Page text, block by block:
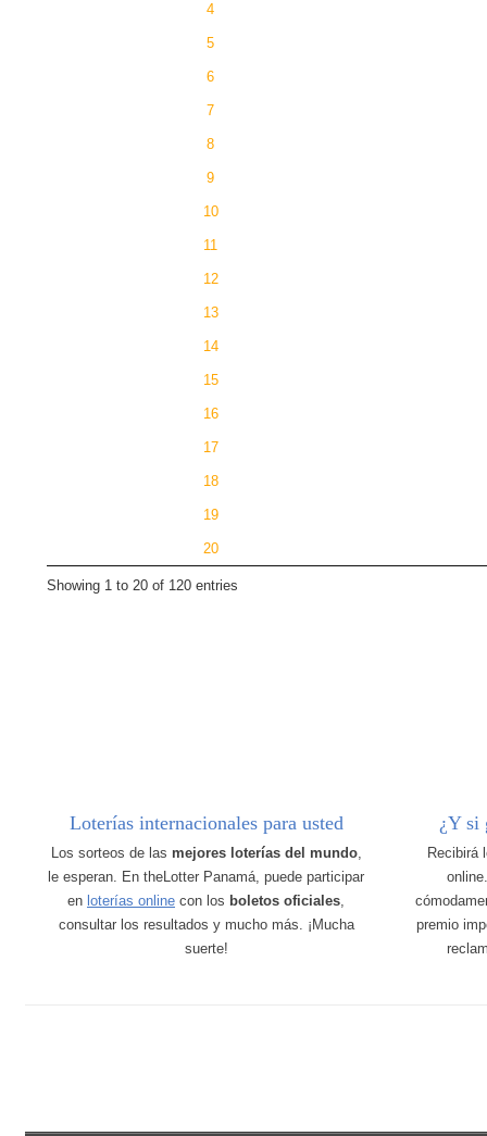
4
5
6
7
8
9
10
11
12
13
14
15
16
17
18
19
20
Showing 1 to 20 of 120 entries
Loterías internacionales para usted
Los sorteos de las mejores loterías del mundo,
le esperan. En theLotter Panamá, puede participar
en loterías online con los boletos oficiales,
consultar los resultados y mucho más. ¡Mucha
suerte!
¿Y si
Recibirá
premio